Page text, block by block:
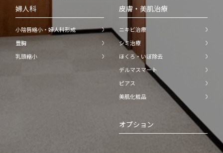
婦人科
小陰唇縮小・婦人科形成
豊胸
乳頭縮小
皮膚・美肌治療
ニキビ治療
シミ治療
ほくろ・いぼ除去
デルマスマート
ピアス
美肌化粧品
オプション